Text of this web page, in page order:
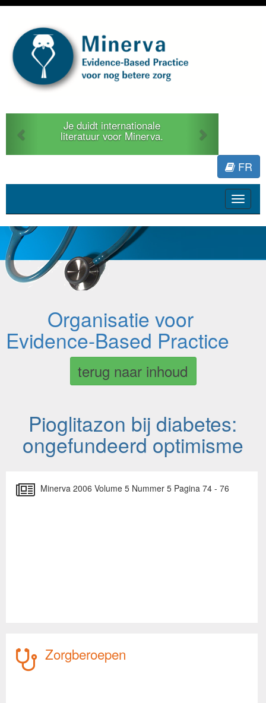
Je duidt internationale
literatuur voor Minerva.
Previous
FR
Toggle
Organisatie voor
Evidence-Based Practice
terug naar inhoud
Pioglitazon bij diabetes:
ongefundeerd optimisme
Minerva 2006 Volume 5 Nummer 5 Pagina 74 - 76
Zorgberoepen